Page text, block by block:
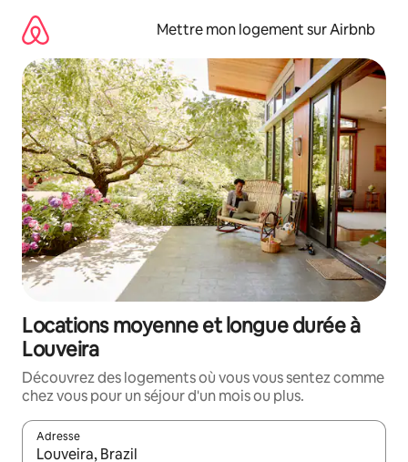
directement
contenu
Mettre mon logement sur Airbnb
Locations moyenne et longue durée à
Louveira
Découvrez des logements où vous vous sentez comme
chez vous pour un séjour d'un mois ou plus.
Adresse
Lorsque les résultats s'affichent, utilisez les flèches vers le